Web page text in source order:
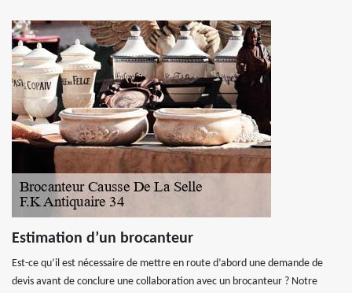
Estimation d’un brocanteur
Est-ce qu’il est nécessaire de mettre en route d’abord une demande de
devis avant de conclure une collaboration avec un brocanteur ? Notre